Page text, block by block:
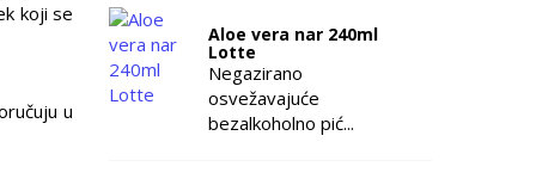
koji se
u
Aloe vera nar 240ml
Lotte
Negazirano
osvežavajuće
bezalkoholno pić...